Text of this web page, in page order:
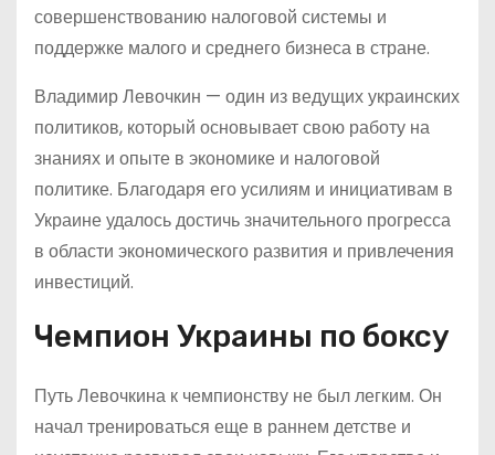
совершенствованию налоговой системы и
поддержке малого и среднего бизнеса в стране.
Владимир Левочкин — один из ведущих украинских
политиков, который основывает свою работу на
знаниях и опыте в экономике и налоговой
политике. Благодаря его усилиям и инициативам в
Украине удалось достичь значительного прогресса
в области экономического развития и привлечения
инвестиций.
Чемпион Украины по боксу
Путь Левочкина к чемпионству не был легким. Он
начал тренироваться еще в раннем детстве и